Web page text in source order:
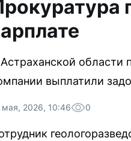
области
выплатили
мая, 2026, 10:46 0